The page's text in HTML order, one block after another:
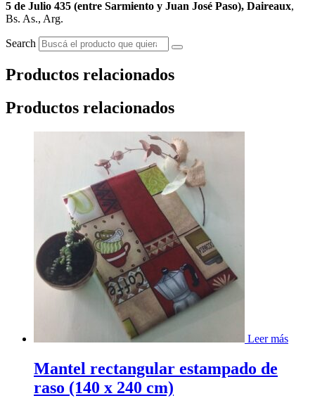
5 de Julio 435 (entre Sarmiento y Juan José Paso), Daireaux,
Bs. As., Arg.
Search
Productos relacionados
Productos relacionados
Leer más
Mantel rectangular estampado de
raso (140 x 240 cm)